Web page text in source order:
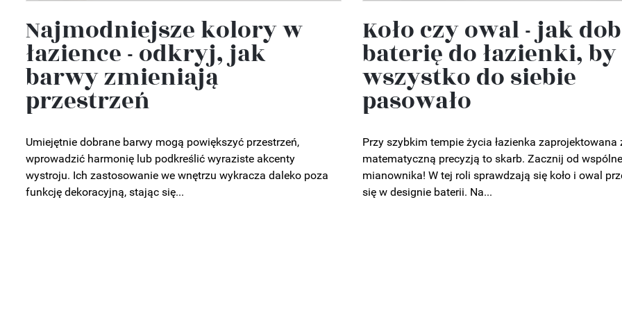
Najmodniejsze kolory w
łazience - odkryj, jak
barwy zmieniają
przestrzeń
Umiejętnie dobrane barwy mogą powiększyć przestrzeń,
wprowadzić harmonię lub podkreślić wyraziste akcenty
wystroju. Ich zastosowanie we wnętrzu wykracza daleko poza
funkcję dekoracyjną, stając się...
Koło czy owal - jak
baterię do łazienki, by
wszystko do siebie
pasowało
Przy szybkim tempie życia łazienka zaprojektowana
matematyczną precyzją to skarb. Zacznij od
mianownika! W tej roli sprawdzają się koło i owal
się w designie baterii. Na...